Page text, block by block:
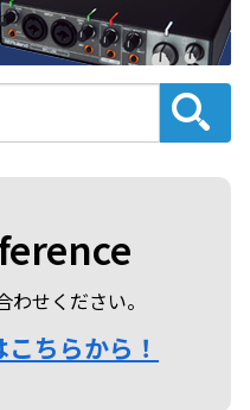
せください。
ちらから！